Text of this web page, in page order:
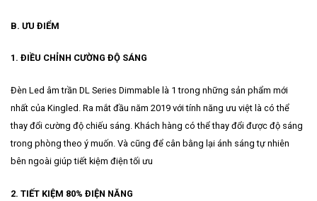
B. ƯU ĐIỂM
1. ĐIỀU CHỈNH CƯỜNG ĐỘ SÁNG
Đèn Led âm trần DL Series Dimmable là 1 trong những sản phẩm mới
nhất của Kingled. Ra mắt đầu năm 2019 với tính năng ưu việt là có thể
thay đổi cường độ chiếu sáng. Khách hàng có thể thay đổi được độ sáng
trong phòng theo ý muốn. Và cũng để cân bằng lại ánh sáng tự nhiên
bên ngoài giúp tiết kiệm điện tối ưu
2. TIẾT KIỆM 80% ĐIỆN NĂNG